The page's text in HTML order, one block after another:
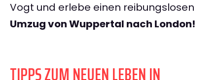
Vogt und erlebe einen reibungslosen
Umzug von Wuppertal nach London!